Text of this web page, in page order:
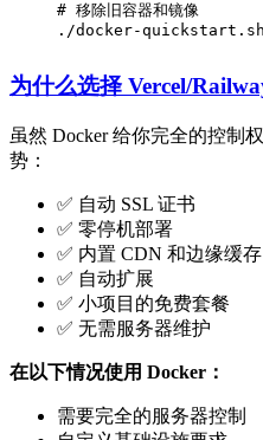
# 移除旧容器和镜像
./docker-quickstart.sh
为什么选择 Vercel/
虽然 Docker 给你完全的控制
势：
✅ 自动 SSL 证书
✅ 零停机部署
✅ 内置 CDN 和边缘缓存
✅ 自动扩展
✅ 小项目的免费套餐
✅ 无需服务器维护
在以下情况使用 Docker：
需要完全的服务器控制